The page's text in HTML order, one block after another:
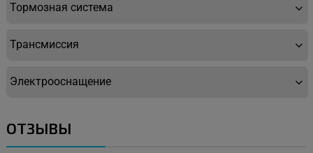
Тормозная система
Трансмиссия
Электрооснащение
ОТЗЫВЫ